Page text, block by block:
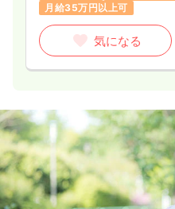
月給35万円以上可
気になる